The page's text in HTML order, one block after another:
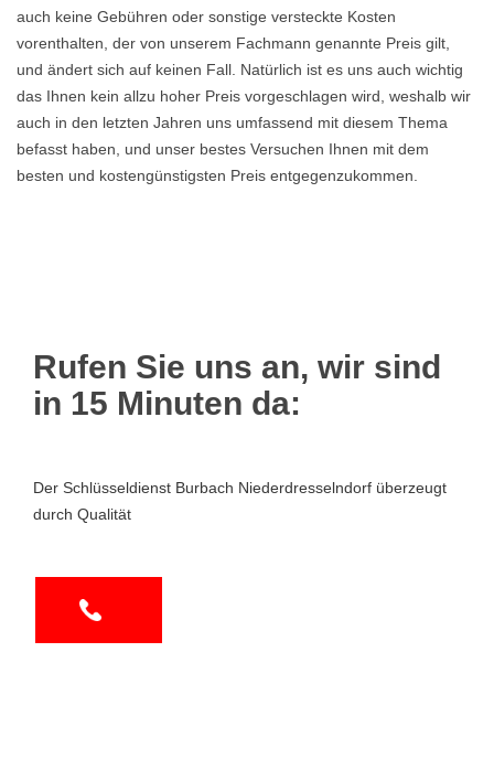
auch keine Gebühren oder sonstige versteckte Kosten
vorenthalten, der von unserem Fachmann genannte Preis gilt,
und ändert sich auf keinen Fall. Natürlich ist es uns auch wichtig
das Ihnen kein allzu hoher Preis vorgeschlagen wird, weshalb wir
auch in den letzten Jahren uns umfassend mit diesem Thema
befasst haben, und unser bestes Versuchen Ihnen mit dem
besten und kostengünstigsten Preis entgegenzukommen.
Rufen Sie uns an, wir sind
in 15 Minuten da:
Der Schlüsseldienst Burbach Niederdresselndorf überzeugt
durch Qualität